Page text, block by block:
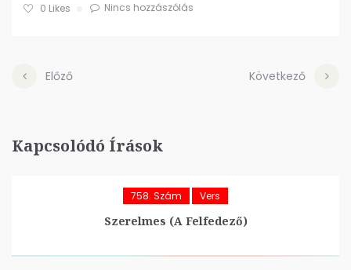
0 Likes Nincs hozzászólás
Előző Következő
Kapcsolódó Írások
758. Szám Vers
Szerelmes (A Felfedező)